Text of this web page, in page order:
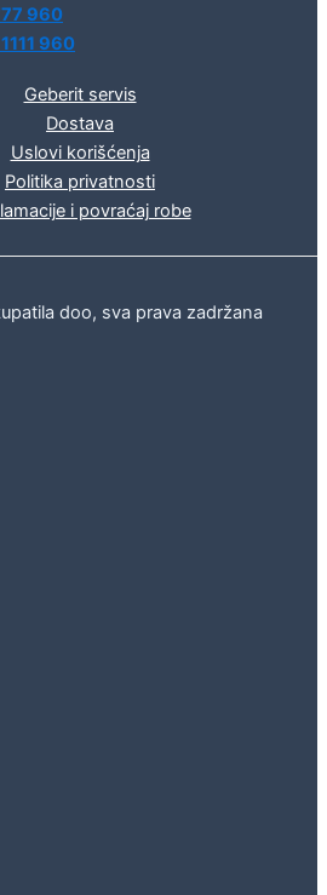
960
960
Geberit servis
Dostava
Uslovi korišćenja
Politika privatnosti
i povraćaj robe
doo, sva prava zadržana